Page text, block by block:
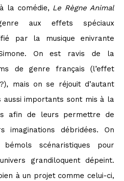
la comédie, Le Règne Animal
aux effets spéciaux
par la musique enivrante
On est ravis de la
de genre français (l’effet
?), mais on se réjouit d’autant
aussi importants sont mis à la
afin de leurs permettre de
imaginations débridées. On
scénaristiques pour
grandiloquent dépeint.
à un projet comme celui-ci,